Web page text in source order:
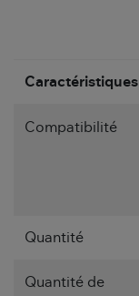
Caractéristiques
Compatibilité
Quantité
Quantité de